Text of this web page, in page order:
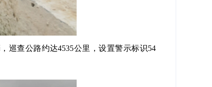
巡查公路约达4535公里，设置警示标识54